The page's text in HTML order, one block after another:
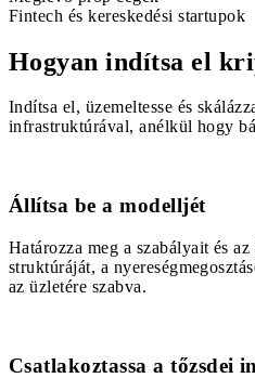
Fintech és kereskedési startupok
Hogyan indítsa el
Indítsa el, üzemeltesse és
infrastruktúrával, anélkül hogy
Állítsa be a modelljét
Határozza meg a szabályait és
struktúráját, a
az üzletére szabva.
Csatlakoztassa a tőzsdei